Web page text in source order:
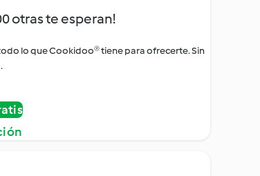
otras te esperan!
lo que Cookidoo® tiene para ofrecerte. Sin